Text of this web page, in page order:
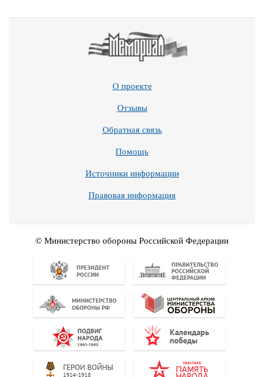
О проекте
Отзывы
Обратная связь
Помощь
Источники информации
Правовая информация
© Министерство обороны Российской Федерации